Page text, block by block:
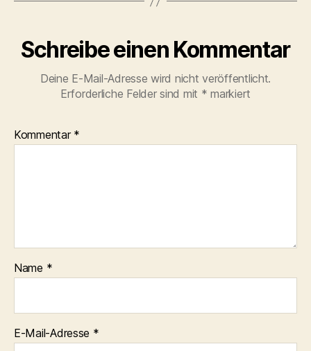
Schreibe einen Kommentar
Deine E-Mail-Adresse wird nicht veröffentlicht.
Erforderliche Felder sind mit * markiert
Kommentar *
Name *
E-Mail-Adresse *